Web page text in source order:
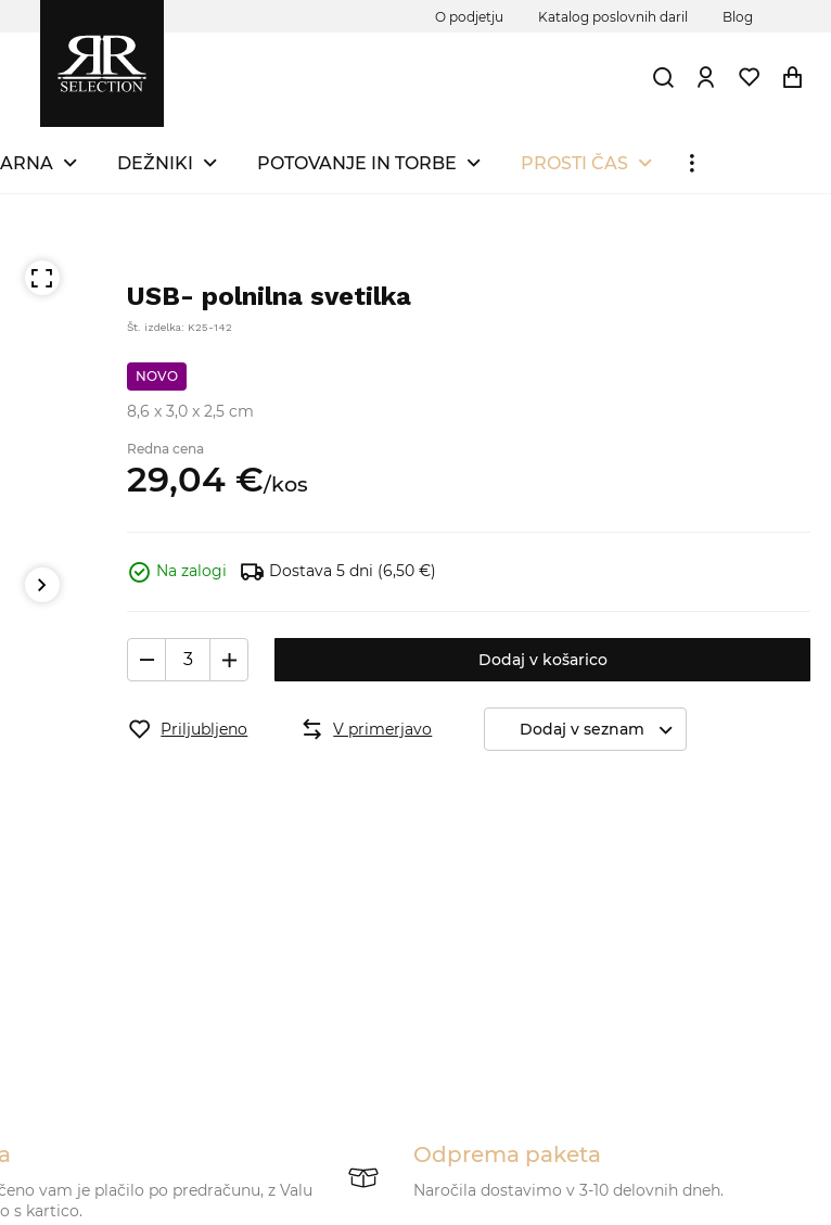
O podjetju Katalog poslovnih daril Blog
DEŽNIKI POTOVANJE IN TORBE PROSTI ČAS
USB- polnilna svetilka
Št. izdelka: K25-142
NOVO
8,6 x 3,0 x 2,5 cm
Redna cena
29,04 €/kos
Na zalogi Dostava 5 dni (6,50 €)
Dodaj v košarico
Priljubljeno V primerjavo Dodaj v seznam
vam je plačilo po predračunu, z Valu
s kartico.
Odprema paketa
Naročila dostavimo v 3-10 delovnih dneh.